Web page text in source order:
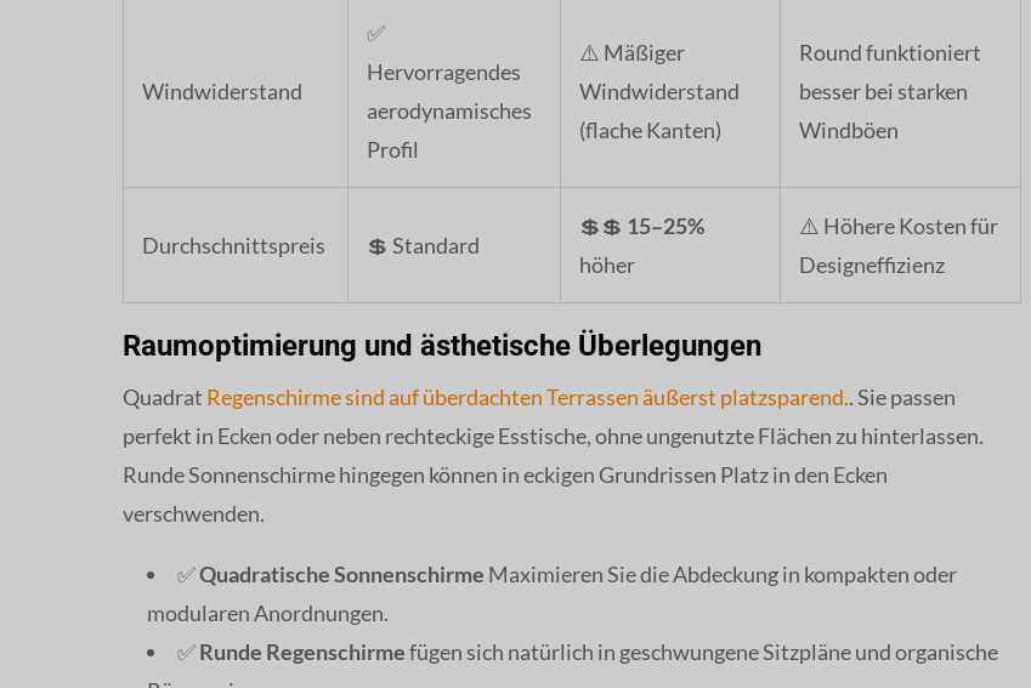
Windwiderstand
✅
Hervorragendes
aerodynamisches
Profil
⚠️ Mäßiger
Windwiderstand
(flache Kanten)
Round funktioniert
besser bei starken
Windböen
Durchschnittspreis 💲 Standard
💲💲 15–25%
höher
⚠️ Höhere Kosten für
Designeffizienz
Raumoptimierung und ästhetische Überlegungen
Quadrat Regenschirme sind auf überdachten Terrassen äußerst platzsparend.. Sie passen
perfekt in Ecken oder neben rechteckige Esstische, ohne ungenutzte Flächen zu hinterlassen.
Runde Sonnenschirme hingegen können in eckigen Grundrissen Platz in den Ecken
verschwenden.
✅Quadratische Sonnenschirme Maximieren Sie die Abdeckung in kompakten oder
modularen Anordnungen.
✅Runde Regenschirmefügen sich natürlich in geschwungene Sitzpläne und organische